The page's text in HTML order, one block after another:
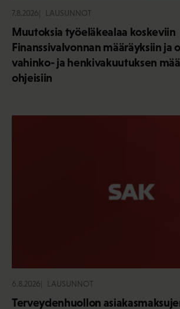
7.8.2026 LAUSUNNOT
Muutoksia työeläkealaa koskeviin
Finanssivalvonnan määräyksiin ja
vahinko- ja henkivakuutuksen
ohjeisiin
6.8.2026 LAUSUNNOT
Terveydenhuollon